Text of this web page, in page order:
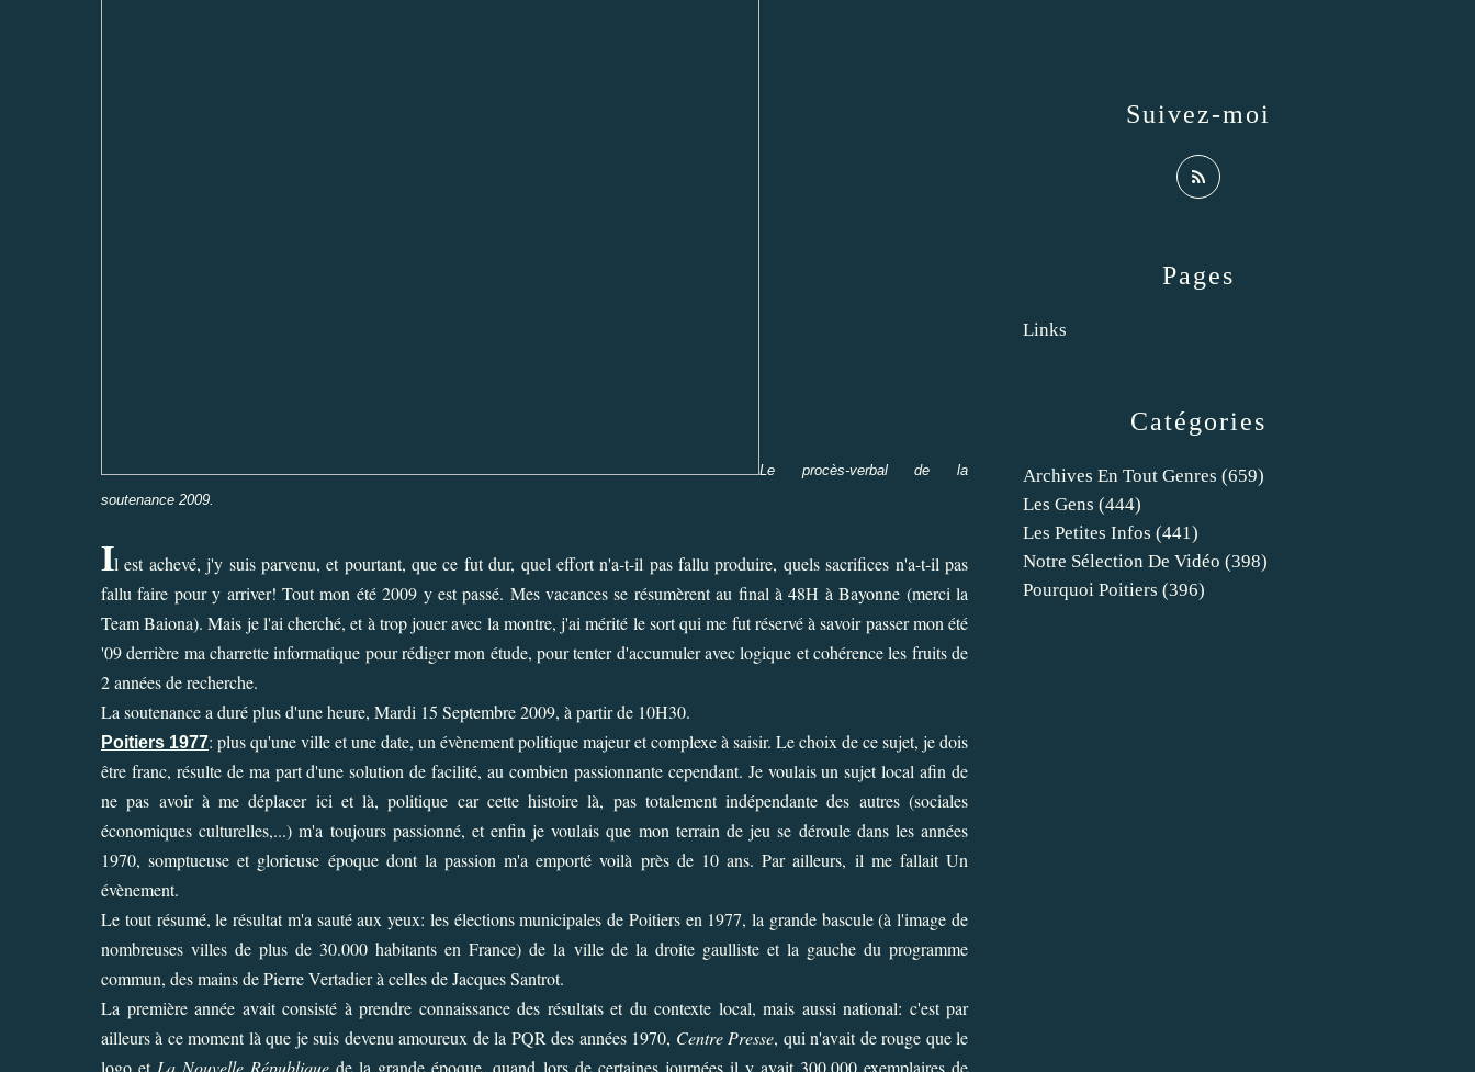
Le procès-verbal de la
soutenance 2009.
Il est achevé, j'y suis parvenu, et pourtant, que ce fut dur, quel effort n'a-t-il pas fallu produire, quels sacrifices n'a-t-il pas
fallu faire pour y arriver! Tout mon été 2009 y est passé. Mes vacances se résumèrent au final à 48H à Bayonne (merci la
Team Baiona). Mais je l'ai cherché, et à trop jouer avec la montre, j'ai mérité le sort qui me fut réservé à savoir passer mon été
'09 derrière ma charrette informatique pour rédiger mon étude, pour tenter d'accumuler avec logique et cohérence les fruits de
2 années de recherche.
La soutenance a duré plus d'une heure, Mardi 15 Septembre 2009, à partir de 10H30.
Poitiers 1977: plus qu'une ville et une date, un évènement politique majeur et complexe à saisir. Le choix de ce sujet, je dois
être franc, résulte de ma part d'une solution de facilité, au combien passionnante cependant. Je voulais un sujet local afin de
ne pas avoir à me déplacer ici et là, politique car cette histoire là, pas totalement indépendante des autres (sociales
économiques culturelles,...) m'a toujours passionné, et enfin je voulais que mon terrain de jeu se déroule dans les années
1970, somptueuse et glorieuse époque dont la passion m'a emporté voilà près de 10 ans. Par ailleurs, il me fallait Un
évènement.
Le tout résumé, le résultat m'a sauté aux yeux: les élections municipales de Poitiers en 1977, la grande bascule (à l'image de
nombreuses villes de plus de 30.000 habitants en France) de la ville de la droite gaulliste et la gauche du programme
commun, des mains de Pierre Vertadier à celles de Jacques Santrot.
La première année avait consisté à prendre connaissance des résultats et du contexte local, mais aussi national: c'est par
ailleurs à ce moment là que je suis devenu amoureux de la PQR des années 1970, Centre Presse, qui n'avait de rouge que le
logo et La Nouvelle République de la grande époque, quand lors de certaines journées il y avait 300.000 exemplaires de
Catégories
Archives En Tout Genres (659)
Les Gens (444)
Les Petites Infos (441)
Notre Sélection De Vidéo (398)
Pourquoi Poitiers (396)
Pages
Links
Suivez-moi